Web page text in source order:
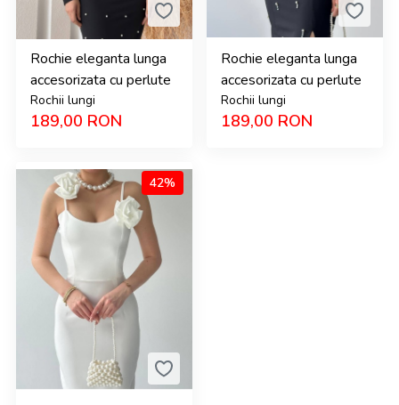
Rochie eleganta lunga
accesorizata cu perlute
Rochii lungi
189,00 RON
Rochie eleganta lunga
accesorizata cu perlute
Rochii lungi
189,00 RON
42%